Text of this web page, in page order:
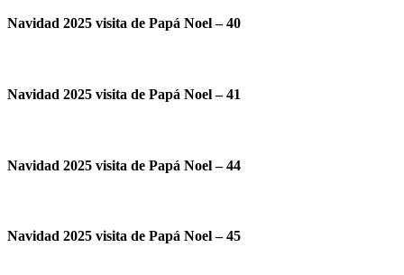
Navidad 2025 visita de Papá Noel – 40
Navidad 2025 visita de Papá Noel – 41
Navidad 2025 visita de Papá Noel – 44
Navidad 2025 visita de Papá Noel – 45